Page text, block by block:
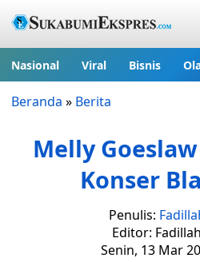
Nasional Viral Bisnis
Beranda » Berita
Melly
Konser
Penulis:
Editor:
Senin, 13 Mar